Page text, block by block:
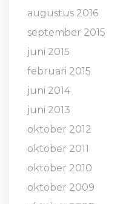
augustus 2016
september 2015
juni 2015
februari 2015
juni 2014
juni 2013
oktober 2012
oktober 2011
oktober 2010
oktober 2009